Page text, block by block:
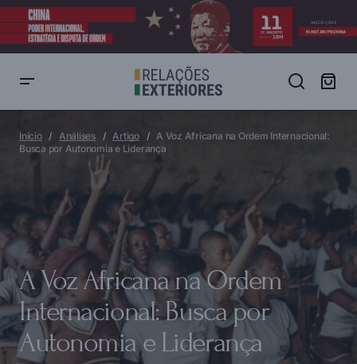
Liderança
Início Análises Artigo
A Voz Africana na Ordem Internacional:
Busca por Autonomia e Liderança
A Voz Africana na Ordem
Internacional: Busca por
Autonomia e Liderança